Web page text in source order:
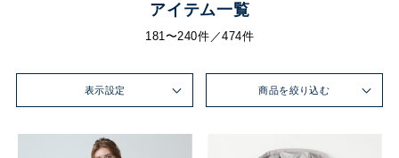
アイテム一覧
181〜240件／474件
表示設定 商品を絞り込む